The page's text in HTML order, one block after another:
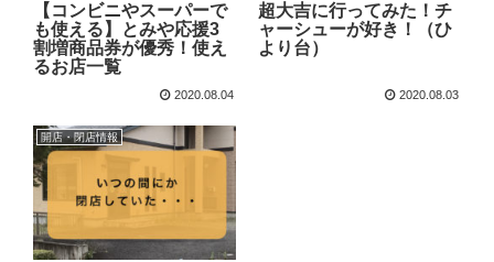
【コンビニやスーパーで
も使える】とみや応援3
割増商品券が優秀！使え
るお店一覧
2020.08.04
超大吉に行ってみた！チ
ャーシューが好き！（ひ
より台）
2020.08.03
開店・閉店情報